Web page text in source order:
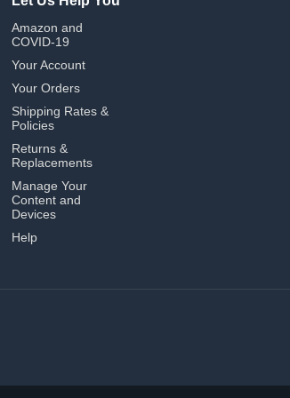
Amazon and
COVID-19
Your Account
Your Orders
Shipping Rates &
Policies
Returns &
Replacements
Manage Your
Content and
Devices
Help